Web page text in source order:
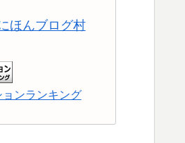
ほんブログ村
ンランキング